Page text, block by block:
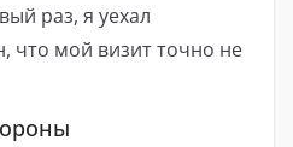
раз, я уехал
что мой визит точно не